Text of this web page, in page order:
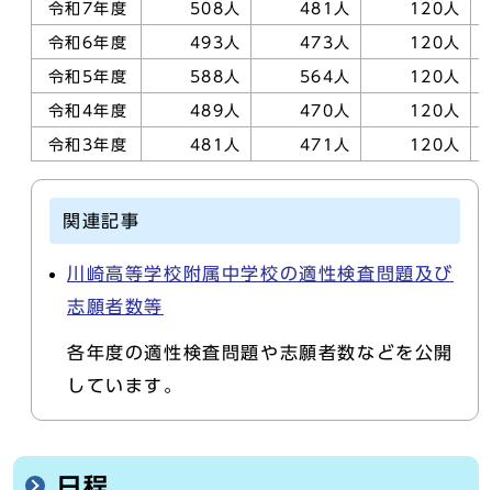
令和7年度 508人 481人 120人
令和6年度 493人 473人 120人
令和5年度 588人 564人 120人
令和4年度 489人 470人 120人
令和3年度 481人 471人 120人
関連記事
川崎高等学校附属中学校の適性検査問題及び
志願者数等
各年度の適性検査問題や志願者数などを公開
しています。